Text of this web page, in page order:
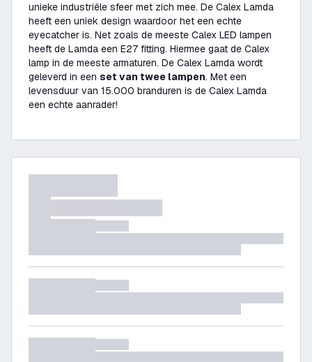
unieke industriële sfeer met zich mee. De Calex Lamda
heeft een uniek design waardoor het een echte
eyecatcher is. Net zoals de meeste Calex LED lampen
heeft de Lamda een E27 fitting. Hiermee gaat de Calex
lamp in de meeste armaturen. De Calex Lamda wordt
geleverd in een set van twee lampen. Met een
levensduur van 15.000 branduren is de Calex Lamda
een echte aanrader!